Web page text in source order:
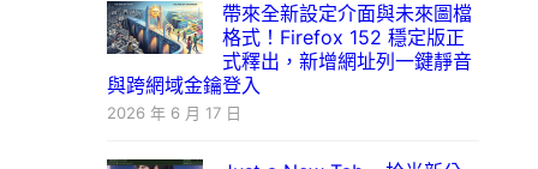
帶來全新設定介面與未來圖檔
格式！Firefox 152 穩定版正
式釋出，新增網址列一鍵靜音
與跨網域金鑰登入
2026 年 6 月 17 日